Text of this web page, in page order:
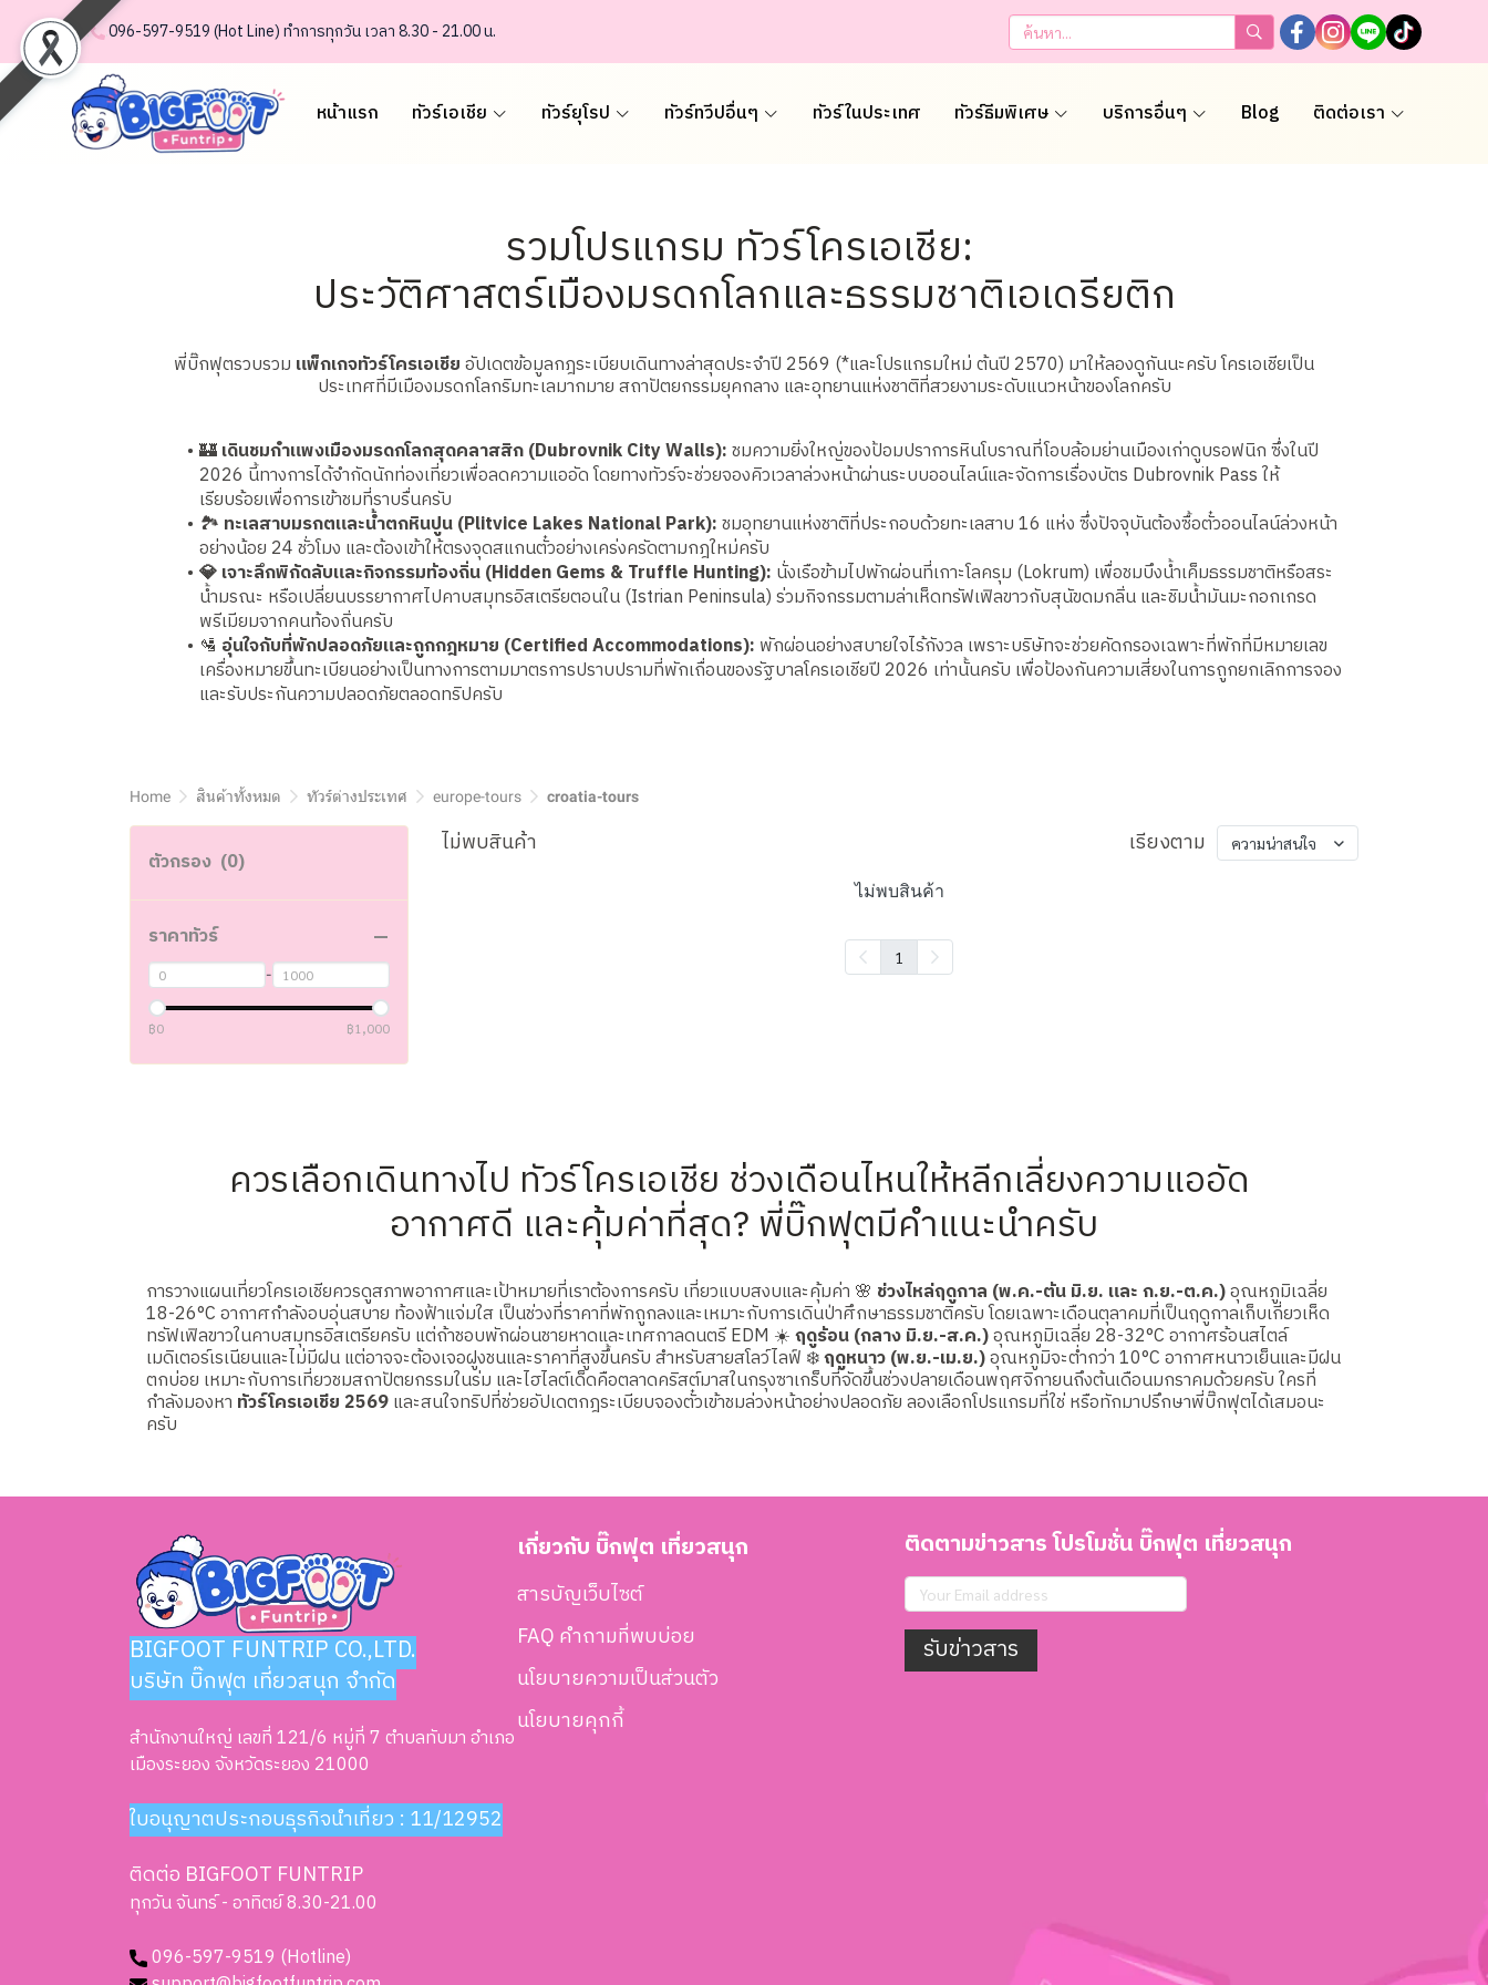
....... .096-597-95 19 (Hot Line) ทำการทุกวัน เวลา 8.30 - 21.00 น.
หน้าแรก ทัวร์เอเชีย ทัวร์ยุโรป ทัวร์ทวีปอื่นๆ ทัวร์ในประเทศ ทัวร์ธีมพิเศษ บริการอื่นๆ Blog ติดต่อเรา
รวมโปรแกรม ทัวร์โครเอเชีย:
ประวัติศาสตร์เมืองมรดกโลกและธรรมชาติเอเดรียติก
พี่บิ๊กฟุตรวบรวม แพ็กเกจทัวร์โครเอเชียอัปเดตข้อมูลกฎระเบียบเดินทางล่าสุดประจำปี 2569 (*และโปรแกรมใหม่ ต้นปี 2570) มาให้ลองดูกันนะครับ โครเอเชียเป็น
ประเทศที่มีเมืองมรดกโลกริมทะเลมากมาย สถาปัตยกรรมยุคกลาง และอุทยานแห่งชาติที่สวยงามระดับแนวหน้าของโลกครับ
🏰เดินชมกำแพงเมืองมรดกโลกสุดคลาสสิก (Dubrovnik City Walls):ชมความยิ่งใหญ่ของป้อมปราการหินโบราณที่โอบล้อมย่านเมืองเก่าดูบรอฟนิก ซึ่งในปี
2026 นี้ทางการได้จำกัดนักท่องเที่ยวเพื่อลดความแออัด โดยทางทัวร์จะช่วยจองคิวเวลาล่วงหน้าผ่านระบบออนไลน์และจัดการเรื่องบัตร Dubrovnik Pass ให้
เรียบร้อยเพื่อการเข้าชมที่ราบรื่นครับ
🏞 ทะเลสาบมรกตและน้ำตกหินปูน (Plitvice Lakes National Park):ชมอุทยานแห่งชาติที่ประกอบด้วยทะเลสาบ 16 แห่ง ซึ่งปัจจุบันต้องซื้อตั๋วออนไลน์ล่วงหน้า
อย่างน้อย 24 ชั่วโมง และต้องเข้าให้ตรงจุดสแกนตั๋วอย่างเคร่งครัดตามกฎใหม่ครับ
💎 เจาะลึกพิกัดลับและกิจกรรมท้องถิ่น (Hidden Gems & Truffle Hunting): นั่งเรือข้ามไปพักผ่อนที่เกาะโลครุม (Lokrum) เพื่อชมบึงน้ำเค็มธรรมชาติหรือสระ
น้ำมรณะ หรือเปลี่ยนบรรยากาศไปคาบสมุทรอิสเตรียตอนใน (Istrian Peninsula) ร่วมกิจกรรมตามล่าเห็ดทรัฟเฟิลขาวกับสุนัขดมกลิ่น และชิมน้ำมันมะกอกเกรด
พรีเมียมจากคนท้องถิ่นครับ
🛂 อุ่นใจกับที่พักปลอดภัยและถูกกฎหมาย (Certified Accommodations): พักผ่อนอย่างสบายใจไร้กังวล เพราะบริษัทจะช่วยคัดกรองเฉพาะที่พักที่มีหมายเลข
เครื่องหมายขึ้นทะเบียนอย่างเป็นทางการตามมาตรการปราบปรามที่พักเถื่อนของรัฐบาลโครเอเชียปี 2026 เท่านั้นครับ เพื่อป้องกันความเสี่ยงในการถูกยกเลิกการจอง
และรับประกันความปลอดภัยตลอดทริปครับ
Home สินค้าทั้งหมด ทัวร์ต่างประเทศ europe-tours croatia-tours
ตัวกรอง (0)
ราคาทัวร์
-
฿0 ฿1,000
ไม่พบสินค้า เรียงตาม ความน่าสนใจ
ไม่พบสินค้า
1
ควรเลือกเดินทางไป ทัวร์โครเอเชีย ช่วงเดือนไหนให้หลีกเลี่ยงความแออัด
อากาศดี และคุ้มค่าที่สุด? พี่บิ๊กฟุตมีคำแนะนำครับ
การวางแผนเที่ยวโครเอเชียควรดูสภาพอากาศและเป้าหมายที่เราต้องการครับ เที่ยวแบบสงบและคุ้มค่า 🌸 ช่วงไหล่ฤดูกาล (พ.ค.-ต้น มิ.ย. และ ก.ย.-ต.ค.)อุณหภูมิเฉลี่ย
18-26°C อากาศกำลังอบอุ่นสบาย ท้องฟ้าแจ่มใส เป็นช่วงที่ราคาที่พักถูกลงและเหมาะกับการเดินป่าศึกษาธรรมชาติครับ โดยเฉพาะเดือนตุลาคมที่เป็นฤดูกาลเก็บเกี่ยวเห็ด
ทรัฟเฟิลขาวในคาบสมุทรอิสเตรียครับ แต่ถ้าชอบพักผ่อนชายหาดและเทศกาลดนตรี EDM ☀️ฤดูร้อน (กลาง มิ.ย.-ส.ค.)อุณหภูมิเฉลี่ย 28-32°C อากาศร้อนสไตล์
เมดิเตอร์เรเนียนและไม่มีฝน แต่อาจจะต้องเจอฝูงชนและราคาที่สูงขึ้นครับ สำหรับสายสโลว์ไลฟ์ ❄️ฤดูหนาว (พ.ย.-เม.ย.)อุณหภูมิจะต่ำกว่า 10°C อากาศหนาวเย็นและมีฝน
ตกบ่อย เหมาะกับการเที่ยวชมสถาปัตยกรรมในร่ม และไฮไลต์เด็ดคือตลาดคริสต์มาสในกรุงซาเกร็บที่จัดขึ้นช่วงปลายเดือนพฤศจิกายนถึงต้นเดือนมกราคมด้วยครับ ใครที่
กำลังมองหา ทัวร์โครเอเชีย 2569และสนใจทริปที่ช่วยอัปเดตกฎระเบียบจองตั๋วเข้าชมล่วงหน้าอย่างปลอดภัย ลองเลือกโปรแกรมที่ใช่ หรือทักมาปรึกษาพี่บิ๊กฟุตได้เสมอนะ
ครับ
BIGFOOT FUNTRIP CO.,LTD.
บริษัท บิ๊กฟุต เที่ยวสนุก จำกัด
สำนักงานใหญ่ เลขที่ 121/6 หมู่ที่ 7 ตำบลทับมา อำเภอ
เมืองระยอง จังหวัดระยอง 21000
ใบอนุญาตประกอบธุรกิจนำเที่ยว : 11/12952
ติดต่อ BIGFOOT FUNTRIP
ทุกวัน จันทร์ - อาทิตย์ 8.30-21.00
096-597-9519 (Hotline)
เกี่ยวกับ บิ๊กฟุต เที่ยวสนุก
สารบัญเว็บไซต์
FAQ คำถามที่พบบ่อย
นโยบายความเป็นส่วนตัว
นโยบายคุกกี้
ติดตามข่าวสาร โปรโมชั่น บิ๊กฟุต เที่ยวสนุก
รับข่าวสาร